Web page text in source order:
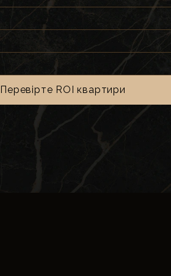
Перевірте ROI квартири